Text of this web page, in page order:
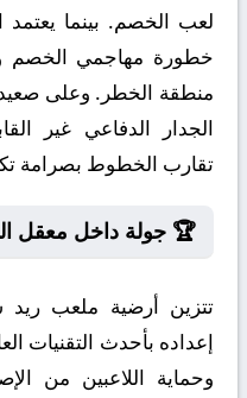
لعب الخصم. بينما
خطورة مهاجمي الخصم
منطقة الخطر. وعلى صعيد
الجدار الدفاعي غير
تقارب الخطوط بصرامة
🏆 جولة داخل معقل
تتزين أرضية ملعب
إعداده بأحدث التقنيات
وحماية اللاعبين من